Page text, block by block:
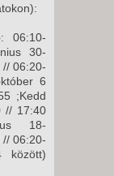
06:10-
30-
06:20-
6
;Kedd
// 17:40
18-
06:20-
között)